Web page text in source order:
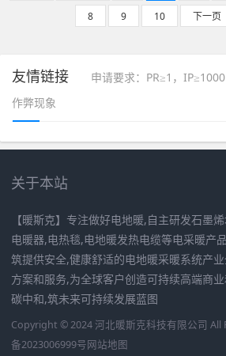
8
9 10 下一页
友情链接
申请要求：PR≥1，
作弊现象
关于本站
【暖斯克】专注做好电地暖,自主研发石墨
电暖器,电热毯,电地暖发热电缆等电采暖产
筑提供安全,健康舒适的电地暖采暖系统产
方案和服务,为全球客户创造可持续高端商
碳中和,筑未来可持续发展蓝图
Copyright © 2024 河北暖斯克科技有限公司 All
备2023006999号网站地图